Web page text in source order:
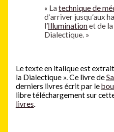
« Latechnique de
d’arriver jusqu’aux
l’Illuminationet de
Dialectique. »
Le texte en italique est
la Dialectique ». Ce livre de
derniers livres écrit par le
libre téléchargement sur
livres